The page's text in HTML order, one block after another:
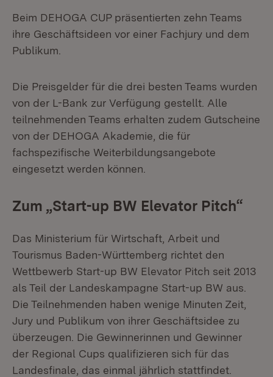
Beim DEHOGA CUP präsentierten zehn Teams
ihre Geschäftsideen vor einer Fachjury und dem
Publikum.
Die Preisgelder für die drei besten Teams wurden
von der L-Bank zur Verfügung gestellt. Alle
teilnehmenden Teams erhalten zudem Gutscheine
von der DEHOGA Akademie, die für
fachspezifische Weiterbildungsangebote
eingesetzt werden können.
Zum „Start-up BW Elevator Pitch“
Das Ministerium für Wirtschaft, Arbeit und
Tourismus Baden-Württemberg richtet den
Wettbewerb Start-up BW Elevator Pitch seit 2013
als Teil der Landeskampagne Start-up BW aus.
Die Teilnehmenden haben wenige Minuten Zeit,
Jury und Publikum von ihrer Geschäftsidee zu
überzeugen. Die Gewinnerinnen und Gewinner
der Regional Cups qualifizieren sich für das
Landesfinale, das einmal jährlich stattfindet.